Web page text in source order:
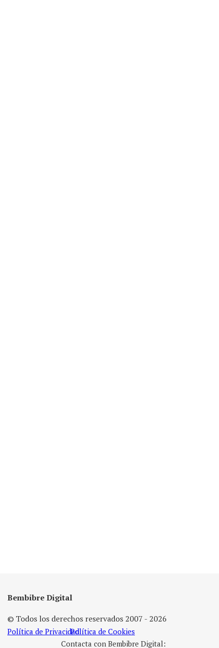
Bembibre Digital
© Todos los derechos reservados 2007 - 2026
Política de PrivacidadPolítica de Cookies
Contacta con Bembibre Digital: